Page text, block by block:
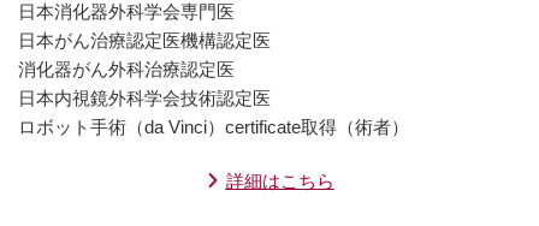
日本消化器外科学会専門医
日本がん治療認定医機構認定医
消化器がん外科治療認定医
日本内視鏡外科学会技術認定医
ロボット手術（da Vinci）certificate取得（術者）
詳細はこちら